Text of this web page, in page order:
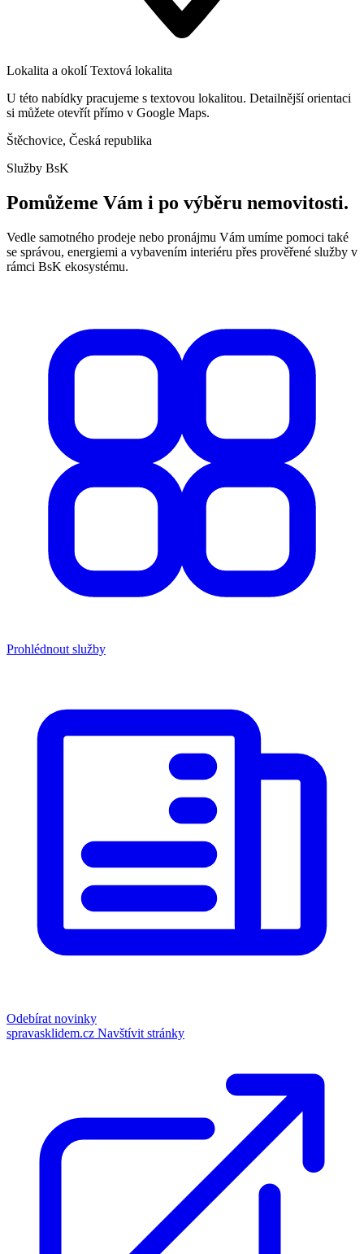
Lokalita a okolí Textová lokalita
U této nabídky pracujeme s textovou lokalitou. Detailnější orientaci
si můžete otevřít přímo v Google Maps.
Štěchovice, Česká republika
Služby BsK
Pomůžeme Vám i po výběru nemovitosti.
Vedle samotného prodeje nebo pronájmu Vám umíme pomoci také
se správou, energiemi a vybavením interiéru přes prověřené služby v
rámci BsK ekosystému.
Prohlédnout služby
Odebírat novinky
spravasklidem.cz Navštívit stránky